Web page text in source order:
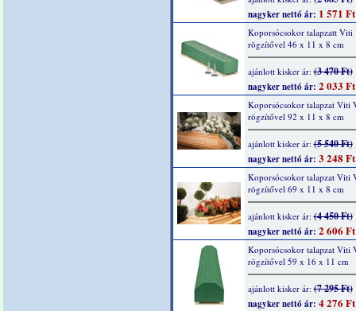
nagyker nettó ár: 1 571 Ft
Koporsócsokor talapzatt
rögzítővel 46 x 11 x 8 cm
ajánlott kisker ár:(3 470 Ft)
nagyker nettó ár: 2 033 Ft
Koporsócsokor talapzat Viti
rögzítővel 92 x 11 x 8 cm
ajánlott kisker ár:(5 540 Ft)
nagyker nettó ár: 3 248 Ft
Koporsócsokor talapzat Viti
rögzítővel 69 x 11 x 8 cm
ajánlott kisker ár:(4 450 Ft)
nagyker nettó ár: 2 606 Ft
Koporsócsokor talapzat Viti
rögzítővel 59 x 16 x 11 cm
ajánlott kisker ár:(7 295 Ft)
nagyker nettó ár: 4 276 Ft